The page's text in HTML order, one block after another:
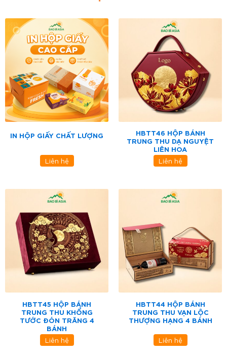
IN HỘP GIẤY CHẤT LƯỢNG
Liên hệ
HBTT46 HỘP BÁNH
TRUNG THU DẠ NGUYỆT
LIÊN HOA
Liên hệ
HBTT45 HỘP BÁNH
TRUNG THU KHỔNG
TƯỚC ĐÓN TRĂNG 4
BÁNH
Liên hệ
HBTT44 HỘP BÁNH
TRUNG THU VẠN LỘC
THƯỢNG HẠNG 4 BÁNH
Liên hệ